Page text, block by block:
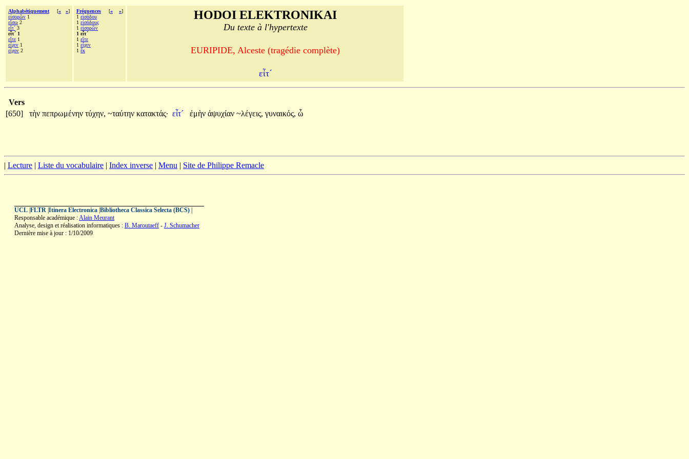
Alphabétiquement [« »]
εἰσορῶν 1
εἴσω 2
εἴτ´ 3
εἶτ´ 1
εἴτε 1
εἶχεν 1
εἶχον 2
Fréquences [« »]
1 εἰσόδου
1 εἰσόδους
1 εἰσορῶν
1 εἶτ´
1 εἴτε
1 εἶχεν
1 ἔκ
HODOI ELEKTRONIKAI
Du texte à l'hypertexte
EURIPIDE, Alceste (tragédie complète)
εἶτ´
Vers
[650]
τὴν πεπρωμένην τύχην, ~ταύτην κατακτάς· εἶτ´ ἐμὴν ἀψυχίαν ~λέγεις, γυναικός, ὦ
| Lecture | Liste du vocabulaire | Index inverse | Menu | Site de Philippe Remacle
UCL FLTR Itinera Electronica Bibliotheca Classica Selecta (BCS)
Responsable académique :Alain Meurant
Analyse, design et réalisation informatiques : B. Maroutaeff - J. Schumacher
Dernière mise à jour : 1/10/2009